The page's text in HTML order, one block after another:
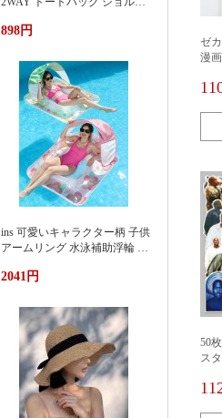
ッグ 大容量通勤カバン夏季新
搭通勤小众大容量单肩购物袋
898円
ins 可愛いキャラクター柄 子供
アームリング 水泳補助浮輪 プ
池遮阳蓬浮床充气浮排男女水
2041円
ゼ
漫
ップ
50
ス
ール